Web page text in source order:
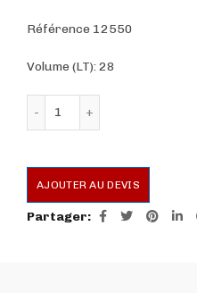
Référence 12550
Volume (LT): 28
AJOUTER AU DEVIS
Partager